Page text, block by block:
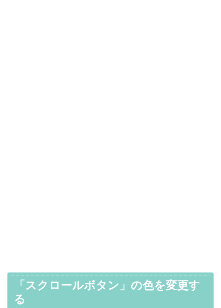
「スクロールボタン」の色を変更す
る